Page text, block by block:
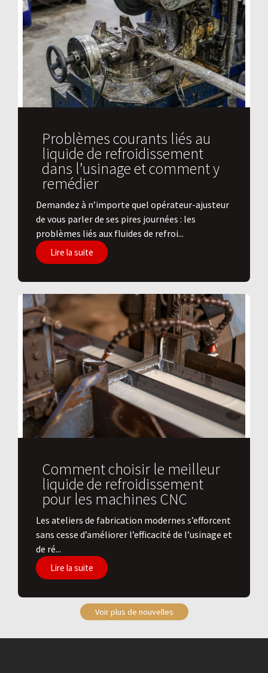
Problèmes courants liés au
liquide de refroidissement
dans l’usinage et comment y
remédier
Demandez à n’importe quel opérateur-ajusteur
de vous parler de ses pires journées : les
problèmes liés aux fluides de refroi...
Lire la suite
Comment choisir le meilleur
liquide de refroidissement
pour les machines CNC
Les ateliers de fabrication modernes s’efforcent
sans cesse d’améliorer l’efficacité de l’usinage et
de ré...
Lire la suite
Voir plus de nouvelles